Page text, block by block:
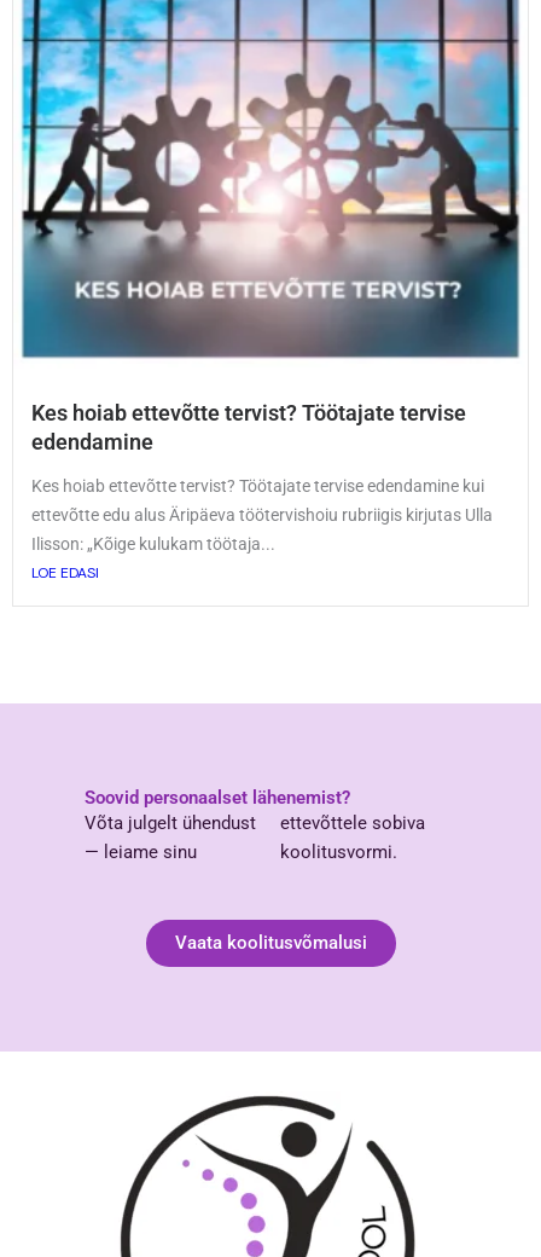
Kes hoiab ettevõtte tervist? Töötajate tervise
edendamine
Kes hoiab ettevõtte tervist? Töötajate tervise edendamine kui
ettevõtte edu alus Äripäeva töötervishoiu rubriigis kirjutas Ulla
Ilisson: „Kõige kulukam töötaja...
LOE EDASI
Soovid personaalset lähenemist?
Võta julgelt ühendust
— leiame sinu
ettevõttele sobiva
koolitusvormi.
Vaata koolitusvõmalusi